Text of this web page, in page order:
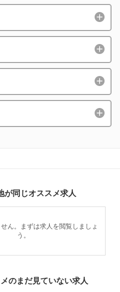
が同じオススメ求人
ん。まずは求人を閲覧しましょ
う。
のまだ見ていない求人